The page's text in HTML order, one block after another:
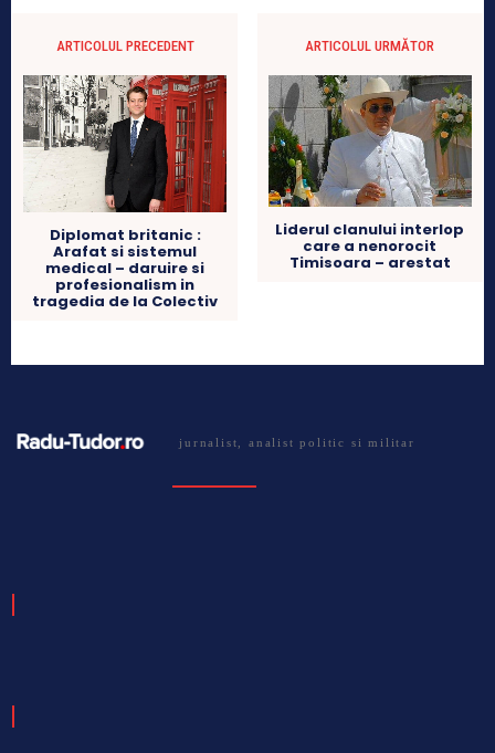
ARTICOLUL PRECEDENT
Diplomat britanic :
Arafat si sistemul
medical – daruire si
profesionalism in
tragedia de la Colectiv
ARTICOLUL URMĂTOR
Liderul clanului interlop
care a nenorocit
Timisoara – arestat
jurnalist, analist politic si militar